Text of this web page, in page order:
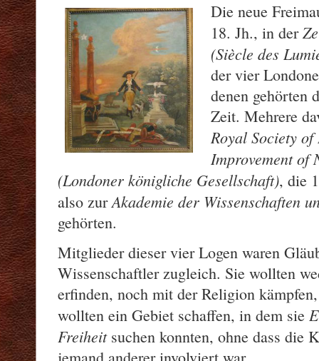
Die neue
18. Jh., in der
(Siècle des
der vier
denen gehörten
Zeit. Mehrere
Royal Society
Improvement of
(Londoner königliche Gesellschaft), die
also zurAkademie der Wissenschaften
gehörten.
Mitglieder dieser vier Logen waren
Wissenschaftler zugleich. Sie wollten
erfinden, noch mit der Religion
wollten ein Gebiet schaffen, in dem sie
Freiheitsuchen konnten, ohne dass die